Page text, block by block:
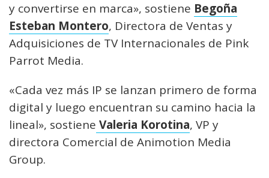
y convertirse en marca», sostiene Begoña
Esteban Montero, Directora de Ventas y
Adquisiciones de TV Internacionales de Pink
Parrot Media.
«Cada vez más IP se lanzan primero de forma
digital y luego encuentran su camino hacia la
lineal», sostiene Valeria Korotina, VP y
directora Comercial de Animotion Media
Group.